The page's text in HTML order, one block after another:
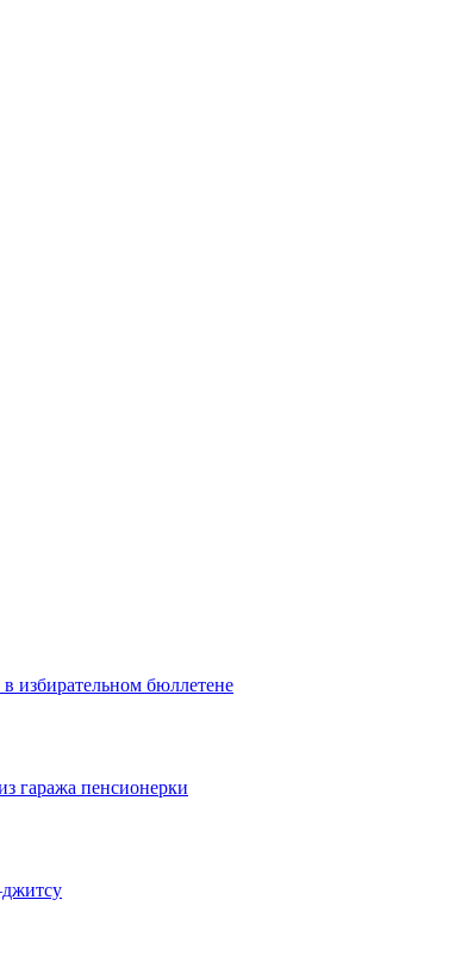
избирательном бюллетене
гаража пенсионерки